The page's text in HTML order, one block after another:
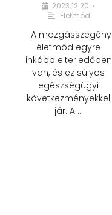
2023.12.20. •
Életmód
A mozgásszegény
életmód egyre
inkább elterjedőben
van, és ez súlyos
egészségügyi
következményekkel
jár. A …